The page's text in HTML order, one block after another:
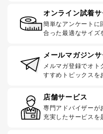
オンライン試着
簡単なアンケートに
合った最適なサイズ
メールマガジン
メルマガ登録でオ
すすめトピックスを
店舗サービス
専門アドバイザーが
充実したサービスを